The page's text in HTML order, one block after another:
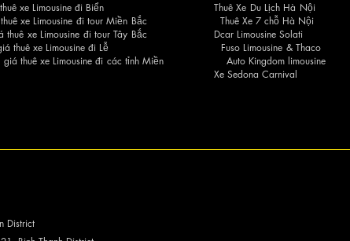
xe Limousine đi Biển
xe Limousine đi tour Miền Bắc
thuê xe Limousine đi tour Tây Bắc
thuê xe Limousine đi Lễ
giá thuê xe Limousine đi các tỉnh Miền
Thuê Xe Du Lịch Hà Nội
Thuê Xe 7 chỗ Hà Nội
Dcar Limousine Solati
Fuso Limousine &Thaco
Auto Kingdom limousine
Xe Sedona Carnival
District